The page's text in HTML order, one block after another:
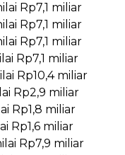
Rp7,1 miliar
Rp7,1 miliar
Rp7,1 miliar
Rp7,1 miliar
Rp10,4 miliar
Rp2,9 miliar
Rp1,8 miliar
Rp1,6 miliar
Rp7,9 miliar